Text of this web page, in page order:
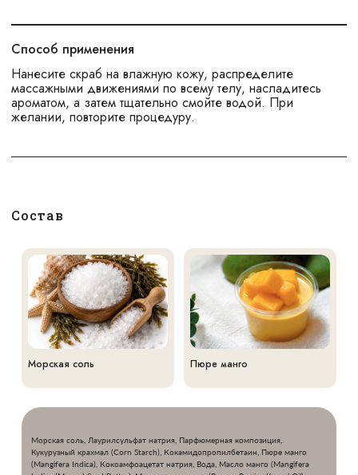
Способ применения
Нанесите скраб на влажную кожу, распределите
массажными движениями по всему телу, насладитесь
ароматом, а затем тщательно смойте водой. При
желании, повторите процедуру.
Состав
Морская соль Пюре манго
Морская соль, Лаурилсульфат натрия, Парфюмерная композиция,
Кукурузный крахмал (Corn Starch), Кокамидопропилбетаин, Пюре манго
(Mangifera Indica), Кокоамфоацетат натрия, Вода, Масло манго (Mangifera